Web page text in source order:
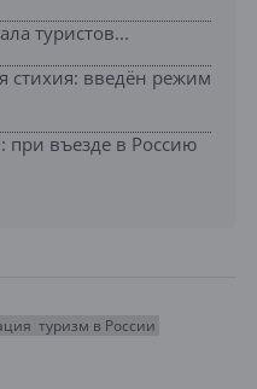
туристов...
стихия: введён режим
при въезде в Россию
туризм в России